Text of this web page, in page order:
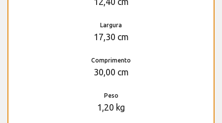
Largura
17,30 cm
Comprimento
30,00 cm
Peso
1,20 kg